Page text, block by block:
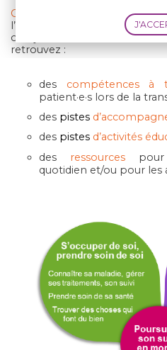
Cinq
de la
l’occasion de rencontres
ou jeunes adultes. Pour
retrouvez :
des compétences à
patient·e·s lors de la
des pistes
des pistes d’activités
des ressources pour
quotidien et/ou pour les